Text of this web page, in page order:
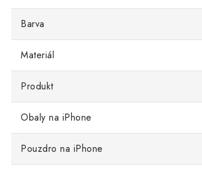
Barva
Materiál
Produkt
Obaly na iPhone
Pouzdro na iPhone